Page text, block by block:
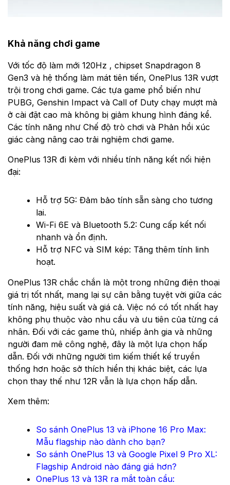
Khả năng chơi game
Với tốc độ làm mới 120Hz , chipset Snapdragon 8
Gen3 và hệ thống làm mát tiên tiến, OnePlus 13R vượt
trội trong chơi game. Các tựa game phổ biến như
PUBG, Genshin Impact và Call of Duty chạy mượt mà
ở cài đặt cao mà không bị giảm khung hình đáng kể.
Các tính năng như Chế độ trò chơi và Phản hồi xúc
giác càng nâng cao trải nghiệm chơi game.
OnePlus 13R đi kèm với nhiều tính năng kết nối hiện
đại:
Hỗ trợ 5G: Đảm bảo tính sẵn sàng cho tương
lai.
Wi-Fi 6E và Bluetooth 5.2: Cung cấp kết nối
nhanh và ổn định.
Hỗ trợ NFC và SIM kép: Tăng thêm tính linh
hoạt.
OnePlus 13R chắc chắn là một trong những điện thoại
giá trị tốt nhất, mang lại sự cân bằng tuyệt vời giữa các
tính năng, hiệu suất và giá cả. Việc nó có tốt nhất hay
không phụ thuộc vào nhu cầu và ưu tiên của từng cá
nhân. Đối với các game thủ, nhiếp ảnh gia và những
người đam mê công nghệ, đây là một lựa chọn hấp
dẫn. Đối với những người tìm kiếm thiết kế truyền
thống hơn hoặc sở thích hiển thị khác biệt, các lựa
chọn thay thế như 12R vẫn là lựa chọn hấp dẫn.
Xem thêm:
So sánh OnePlus 13 và iPhone 16 Pro Max:
Mẫu flagship nào dành cho bạn?
So sánh OnePlus 13 và Google Pixel 9 Pro XL:
Flagship Android nào đáng giá hơn?
OnePlus 13 và 13R ra mắt toàn cầu: